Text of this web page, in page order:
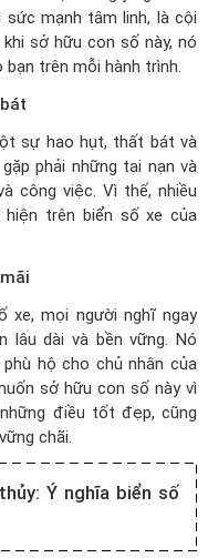
mạnh tâm linh, là cội
sở hữu con số này, nó
trên mỗi hành trình.
sự hao hụt, thất bát và
phải những tai nạn và
công việc. Vì thế, nhiều
trên biển số xe của
xe, mọi người nghĩ ngay
dài và bền vững. Nó
hộ cho chủ nhân của
sở hữu con số này vì
điều tốt đẹp, cũng
chãi.
Ý nghĩa biển số